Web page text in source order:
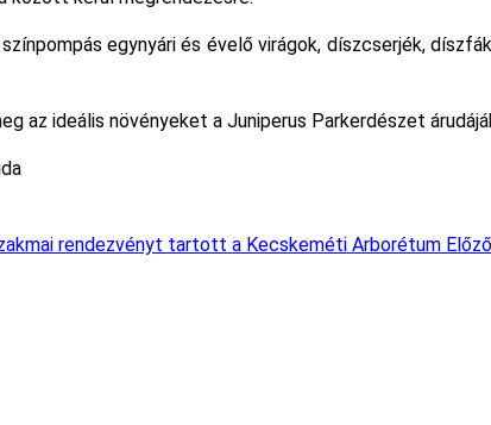
egynyári és évelő virágok, díszcserjék,
az ideális növényeket a Juniperus Parkerdészet
rendezvényt tartott a Kecskeméti Arborétum Előző